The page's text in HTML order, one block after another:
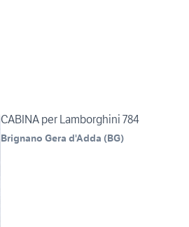
CABINA per Lamborghini 784
Brignano Gera d'Adda (BG)